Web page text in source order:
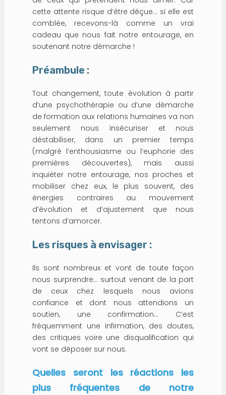
cette attente risque d’être déçue… si elle est
comblée, recevons-là comme un vrai
cadeau que nous fait notre entourage, en
soutenant notre démarche !
Préambule :
Tout changement, toute évolution à partir
d’une psychothérapie ou d’une démarche
de formation aux relations humaines va non
seulement nous insécuriser et nous
déstabiliser, dans un premier temps
(malgré l’enthousiasme ou l’euphorie des
premières découvertes), mais aussi
inquiéter notre entourage, nos proches et
mobiliser chez eux, le plus souvent, des
énergies contraires au mouvement
d’évolution et d’ajustement que nous
tentons d’amorcer.
Les risques à envisager :
Ils sont nombreux et vont de toute façon
nous surprendre… surtout venant de la part
de ceux chez lesquels nous avions
confiance et dont nous attendions un
soutien, une confirmation… C’est
fréquemment une infirmation, des doutes,
des critiques voire une disqualification qui
vont se déposer sur nous.
Quelles seront les réactions les
plus fréquentes de notre